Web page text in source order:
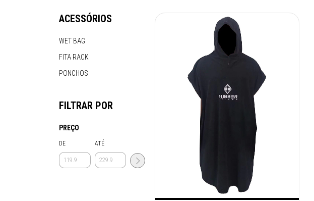
ACESSÓRIOS
WET BAG
FITA RACK
PONCHOS
FILTRAR POR
PREÇO
DE ATÉ